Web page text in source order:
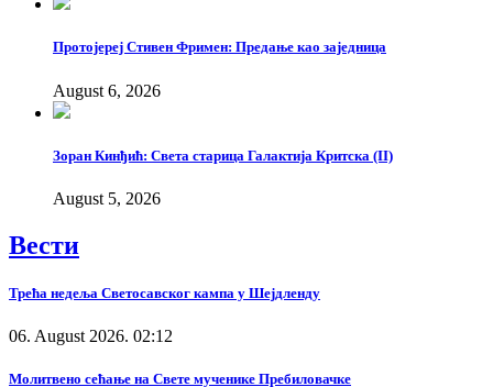
Протојереј Стивен Фримен: Предање као заједница
August 6, 2026
Зоран Кинђић: Света старица Галактија Критска (II)
August 5, 2026
Вести
Трећа недеља Светосавског кампа у Шејдленду
06. August 2026. 02:12
Молитвено сећање на Свете мученике Пребиловачке